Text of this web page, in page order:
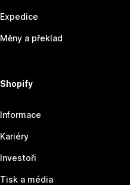
Expedice
Měny a překlad
Shopify
Informace
Kariéry
Investoři
Tisk a média